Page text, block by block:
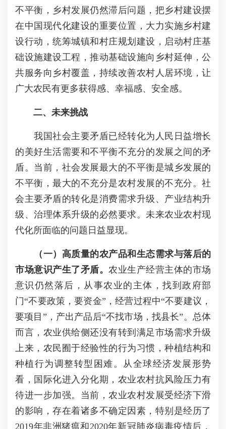
不平衡，乡村发展仍然滞后问题，把乡村建设摆
在中国现代化建设的重要位置，大力实施乡村建
设行动，统筹城镇和村庄规划建设，启动村庄基
础设施建设工程，推动基础设施向乡村延伸，公
共服务向乡村覆盖，持续改善农村人居环境，让
广大农民有更多获得感、幸福感、安全感。
二、未来挑战
我国社会主要矛盾已经转化为人民日益增长
的美好生活需要和不平衡不充分的发展之间的矛
盾。当前，社会发展最大的不平衡是城乡发展的
不平衡，最大的不充分是农村发展的不充分。社
会主要矛盾的转化是消费需求升级、产业结构升
级、治理体系升级的必然要求。未来农业农村现
代化所面临的问题日益显现。
（一）高质量的农产品和生态需求与落后的
市场意识产生了矛盾。 农业生产经营主体的市场
意识仍然落后，从事农业的主体，找到政府部
门“不要政策，要资金”，经营过程中“不要建议，
要项目”，产出产品后“不找市场，找县长”。总体
而言，农业供给侧还没有转到满足市场需求升级
上来，农民囿于经验性的行为习惯，种植结构和
种植行为调整转型困难。从全球经济发展形势
看，国际化进入分化期，农业农村抗风险压力有
待进一步加强。当前，农业农村发展受经济下滑
的影响，存在着诸多不确定因素，特别是经历了
2019年非洲猪瘟和2020年新冠肺炎病毒疫情后，